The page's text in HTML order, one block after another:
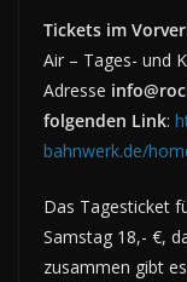
Tickets im
Air – Tages- und
Adresse
folgenden Link:
bahnwerk.de/
Das Tagesticket
Samstag 18,- €,
zusammen gibt